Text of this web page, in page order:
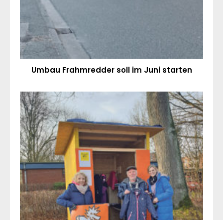
Umbau Frahmredder soll im Juni starten